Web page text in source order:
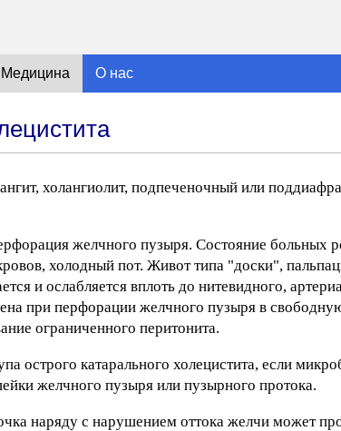
Медицина О нас
холангиолит, подпеченочный или
желчного пузыря. Состояние больных
холодный пот. Живот типа "доски",
и ослабляется вплоть до нитевидного,
при перфорации желчного пузыря в
ограниченного перитонита.
острого катарального холецистита, если
желчного пузыря или пузырного протока.
наряду с нарушением оттока желчи может